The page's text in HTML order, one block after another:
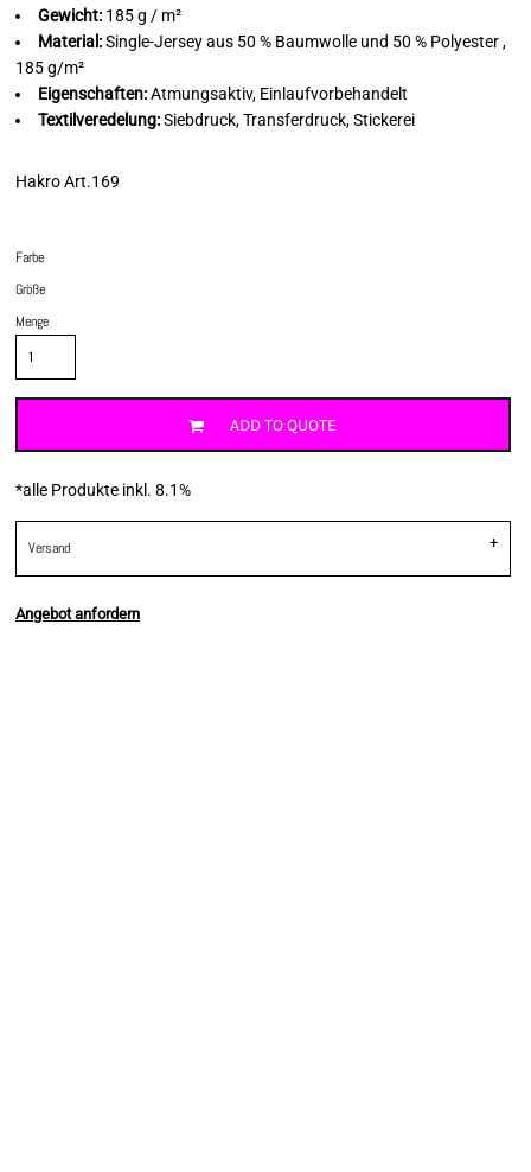
Gewicht: 185 g / m²
Material:Single-Jersey aus 50 % Baumwolle und 50 % Polyester ,
185 g/m²
Eigenschaften:Atmungsaktiv, Einlaufvorbehandelt
Textilveredelung:Siebdruck, Transferdruck, Stickerei
Hakro Art.169
Farbe
Größe
Menge
ADD TO QUOTE
*alle Produkte inkl. 8.1%
Versand
Angebot anfordern